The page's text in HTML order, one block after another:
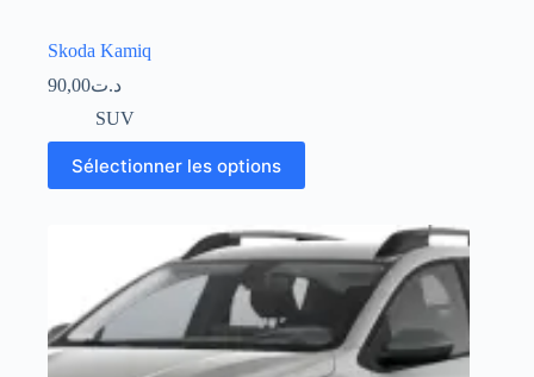
Skoda Kamiq
د.ت90,00
SUV
Sélectionner les options